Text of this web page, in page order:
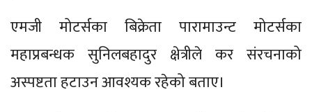
एमजी मोटर्सका बिक्रेता पारामाउन्ट मोटर्सका
महाप्रबन्धक सुनिलबहादुर क्षेत्रीले कर संरचनाको
अस्पष्टता हटाउन आवश्यक रहेको बताए।